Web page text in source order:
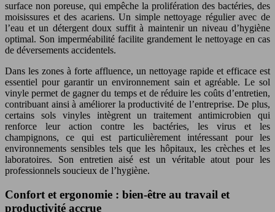
surface non poreuse, qui empêche la prolifération des bactéries, des
moisissures et des acariens. Un simple nettoyage régulier avec de
l’eau et un détergent doux suffit à maintenir un niveau d’hygiène
optimal. Son imperméabilité facilite grandement le nettoyage en cas
de déversements accidentels.
Dans les zones à forte affluence, un nettoyage rapide et efficace est
essentiel pour garantir un environnement sain et agréable. Le sol
vinyle permet de gagner du temps et de réduire les coûts d’entretien,
contribuant ainsi à améliorer la productivité de l’entreprise. De plus,
certains sols vinyles intègrent un traitement antimicrobien qui
renforce leur action contre les bactéries, les virus et les
champignons, ce qui est particulièrement intéressant pour les
environnements sensibles tels que les hôpitaux, les crèches et les
laboratoires. Son entretien aisé est un véritable atout pour les
professionnels soucieux de l’hygiène.
Confort et ergonomie : bien-être au travail et
productivité accrue